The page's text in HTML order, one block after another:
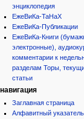
энциклопедия
ЕжеВиКа-ТаНаХ
ЕжеВиКа-Публикации
ЕжеВиКа-Книги
электронные),
комментарии к
разделам Торы,
статьи
навигация
Заглавная страница
Алфавитный указатель